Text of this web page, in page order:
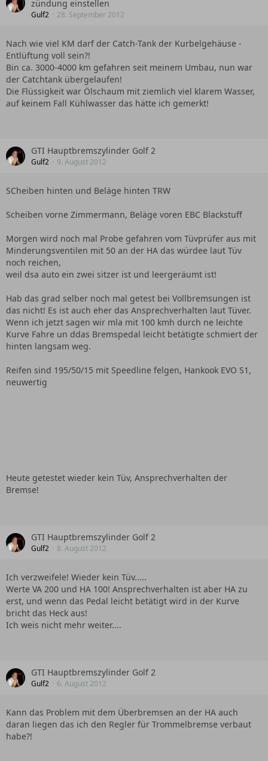
zündung einstellen
Gulf2 28. September 2012
Nach wie viel KM darf der Catch-Tank der Kurbelgehäuse -
Entlüftung voll sein?!
Bin ca. 3000-4000 km gefahren seit meinem Umbau, nun war
der Catchtank übergelaufen!
Die Flüssigkeit war Ölschaum mit ziemlich viel klarem Wasser,
auf keinem Fall Kühlwasser das hätte ich gemerkt!
GTI Hauptbremszylinder Golf 2
Gulf2 9. August 2012
SCheiben hinten und Beläge hinten TRW
Scheiben vorne Zimmermann, Beläge voren EBC Blackstuff
Morgen wird noch mal Probe gefahren vom Tüvprüfer aus mit
Minderungsventilen mit 50 an der HA das würdee laut Tüv
noch reichen,
weil dsa auto ein zwei sitzer ist und leergeräumt ist!
Hab das grad selber noch mal getest bei Vollbremsungen ist
das nicht! Es ist auch eher das Ansprechverhalten laut Tüver.
Wenn ich jetzt sagen wir mla mit 100 kmh durch ne leichte
Kurve Fahre un ddas Bremspedal leicht betätigte schmiert der
hinten langsam weg.
Reifen sind 195/50/15 mit Speedline felgen, Hankook EVO S1,
neuwertig
Heute getestet wieder kein Tüv, Ansprechverhalten der
Bremse!
GTI Hauptbremszylinder Golf 2
Gulf2 8. August 2012
Ich verzweifele! Wieder kein Tüv.....
Werte VA 200 und HA 100! Ansprechverhalten ist aber HA zu
erst, und wenn das Pedal leicht betätigt wird in der Kurve
bricht das Heck aus!
Ich weis nicht mehr weiter....
GTI Hauptbremszylinder Golf 2
Gulf2 6. August 2012
Kann das Problem mit dem Überbremsen an der HA auch
daran liegen das ich den Regler für Trommelbremse verbaut
habe?!